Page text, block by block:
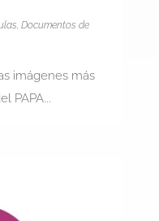
, Documentos de
imágenes más
PAPA...